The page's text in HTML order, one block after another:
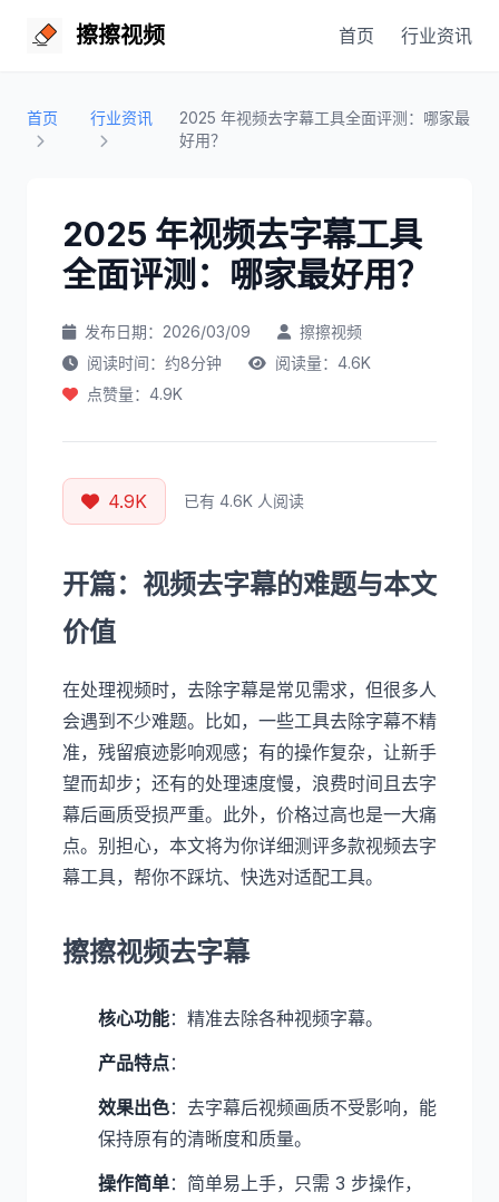
擦擦视频 首页 行业资讯
首页 行业资讯
2025 年视频去字幕工具全面评测：哪家最
好用？
2025 年视频去字幕工具
全面评测：哪家最好用？
发布日期：2026/03/09
擦擦视频
阅读时间：约8分钟
阅读量：4.6K
点赞量：4.9K
4.9K 已有 4.6K 人阅读
开篇：视频去字幕的难题与本文
价值
在处理视频时，去除字幕是常见需求，但很多人
会遇到不少难题。比如，一些工具去除字幕不精
准，残留痕迹影响观感；有的操作复杂，让新手
望而却步；还有的处理速度慢，浪费时间且去字
幕后画质受损严重。此外，价格过高也是一大痛
点。别担心，本文将为你详细测评多款视频去字
幕工具，帮你不踩坑、快选对适配工具。
擦擦视频去字幕
核心功能：精准去除各种视频字幕。
产品特点：
效果出色：去字幕后视频画质不受影响，能
保持原有的清晰度和质量。
操作简单：简单易上手，只需 3 步操作，